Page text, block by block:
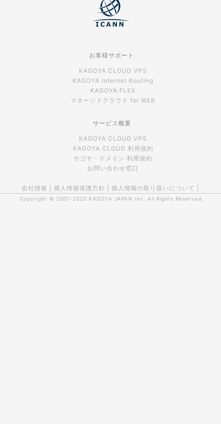
お客様サポート
KAGOYA CLOUD VPS
KAGOYA Internet Routing
KAGOYA FLEX
マネージドクラウド for WEB
サービス概要
KAGOYA CLOUD VPS
KAGOYA CLOUD 利用規約
カゴヤ・ドメイン 利用規約
お問い合わせ窓口
会社情報 個人情報保護方針 個人情報の取り扱いについて
Copyright © 2007-2020 KAGOYA JAPAN Inc. All Rights Reserved.